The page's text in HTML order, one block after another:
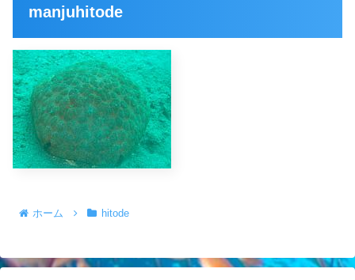
manjuhitode
ホーム hitode